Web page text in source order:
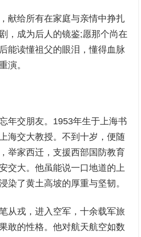
给所有在家庭与亲情中挣扎
，成为后人的镜鉴;愿那个尚在
能读懂祖父的眼泪，懂得血脉
演。
交朋友。1953年生于上海书
海交大教授。不到十岁，便随
举家西迁，支援西部国防教育
交大。他虽能说一口地道的上
染了黄土高坡的厚重与坚韧。
戎，进入空军，十余载军旅
敢的性格。他对航天航空如数